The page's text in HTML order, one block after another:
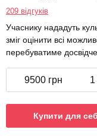
209 відгуків
Учаснику нададуть
зміг оцінити всі
перебуватиме
9500 грн
Купити для